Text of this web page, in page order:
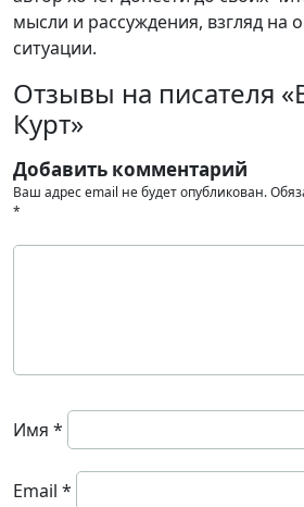
мысли и рассуждения, взгляд на
ситуации.
Отзывы на писателя
Курт»
Добавить комментарий
Ваш адрес email не будет опубликован.
*
Имя *
Email *